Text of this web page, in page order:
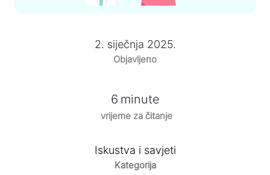
2. siječnja 2025.
Objavljeno
vrijeme za čitanje
6 minute
Iskustva i savjeti
Kategorija